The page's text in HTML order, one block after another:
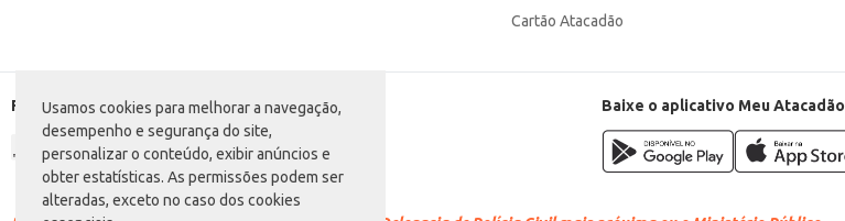
Usamos cookies para melhorar a navegação,
desempenho e segurança do site,
personalizar o conteúdo, exibir anúncios e
obter estatísticas. As permissões podem ser
alteradas, exceto no caso dos cookies
Cartão Atacadão
Formas de pagamento Baixe o aplicativo Meu Atacadão